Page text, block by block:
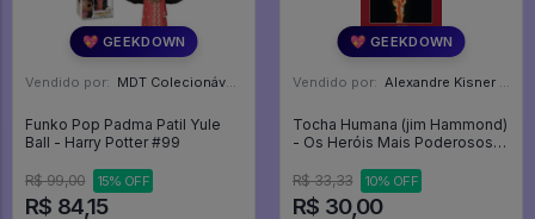
💖 GEEKDOWN
Vendido por: MDT Colecionáveis - DF
Funko Pop Padma Patil Yule
Ball - Harry Potter #99
R$ 99,00 15% OFF
R$ 84,15
💖 GEEKDOWN
Vendido por: Alexandre Kisner - PR
Tocha Humana (jim Hammond)
- Os Heróis Mais Poderosos
#8
R$ 33,33 10% OFF
R$ 30,00